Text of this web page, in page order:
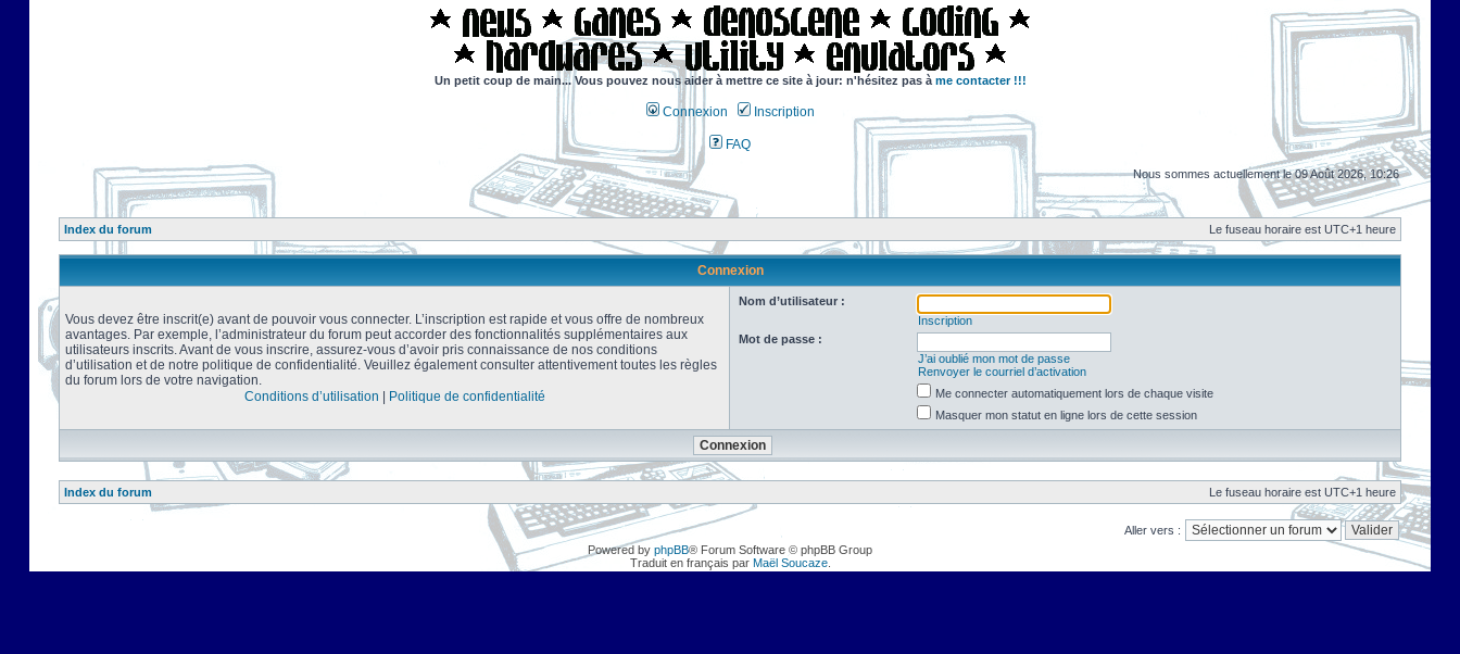
Un petit coup de main... Vous pouvez nous aider à mettre ce site à jour: n'hésitez pas à me contacter !!!
Connexion Inscription
FAQ
Nous sommes actuellement le 09 Août 2026, 10:26
Index du forum Le fuseau horaire est UTC+1 heure
Connexion
Vous devez être inscrit(e) avant de pouvoir vous connecter. L’inscription est rapide et vous offre de nombreux
avantages. Par exemple, l’administrateur du forum peut accorder des fonctionnalités supplémentaires aux
utilisateurs inscrits. Avant de vous inscrire, assurez-vous d’avoir pris connaissance de nos conditions
d’utilisation et de notre politique de confidentialité. Veuillez également consulter attentivement toutes les règles
du forum lors de votre navigation.
Conditions d’utilisation
Politique de confidentialité
Nom d’utilisateur :
Inscription
Mot de passe :
J’ai oublié mon mot de passe
Renvoyer le courriel d’activation
Me connecter automatiquement lors de chaque visite
Masquer mon statut en ligne lors de cette session
Index du forum Le fuseau horaire est UTC+1 heure
Aller vers :
Powered by phpBB® Forum Software © phpBB Group
Traduit en français par Maël Soucaze.